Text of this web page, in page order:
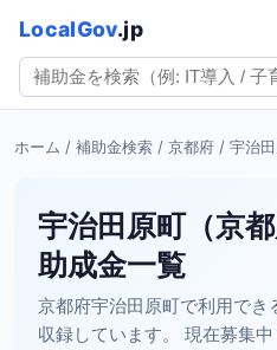
LocalGov.jp
ホーム / 補助金検索 / 京都府 / 宇治
宇治田原町（京
助成金一覧
京都府宇治田原町で利用でき
収録しています。 現在募集中